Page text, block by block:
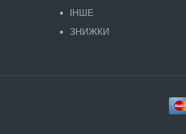
ІНШЕ
ЗНИЖКИ